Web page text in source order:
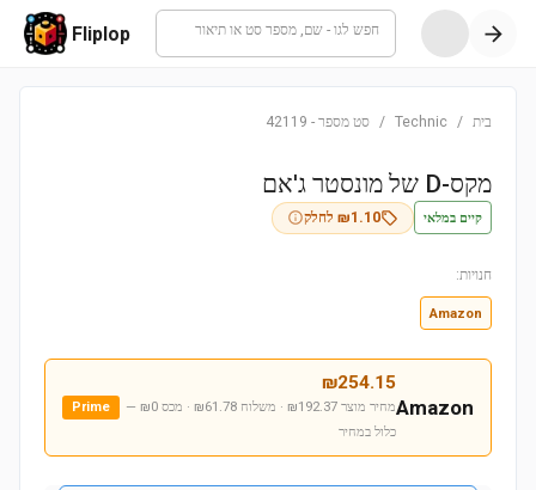
חפש לגו - שם, מספר סט או תיאור Fliplop
בית /
Technic
/ סט מספר -
42119
מקס-D של מונסטר ג'אם
קיים במלאי ₪1.10 לחלק
חנויות:
Amazon
Amazon
₪254.15
מחיר מוצר ₪192.37 · משלוח ₪61.78 · מכס ₪0
—
כלול במחיר
Prime